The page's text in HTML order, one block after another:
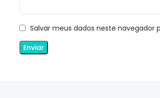
Salvar meus dados neste navegador